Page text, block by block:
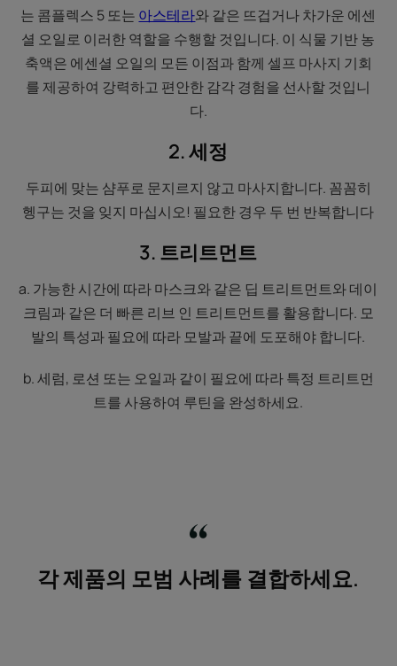
는 콤플렉스 5 또는 아스테라와 같은 뜨겁거나 차가운 에센
셜 오일로 이러한 역할을 수행할 것입니다. 이 식물 기반 농
축액은 에센셜 오일의 모든 이점과 함께 셀프 마사지 기회
를 제공하여 강력하고 편안한 감각 경험을 선사할 것입니
다.
2. 세정
두피에 맞는 샴푸로 문지르지 않고 마사지합니다. 꼼꼼히
헹구는 것을 잊지 마십시오! 필요한 경우 두 번 반복합니다
3. 트리트먼트
a. 가능한 시간에 따라 마스크와 같은 딥 트리트먼트와 데이
크림과 같은 더 빠른 리브 인 트리트먼트를 활용합니다. 모
발의 특성과 필요에 따라 모발과 끝에 도포해야 합니다.
b. 세럼, 로션 또는 오일과 같이 필요에 따라 특정 트리트먼
트를 사용하여 루틴을 완성하세요.
각 제품의 모범 사례를 결합하세요.